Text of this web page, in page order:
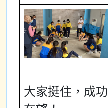
大家挺住，成功